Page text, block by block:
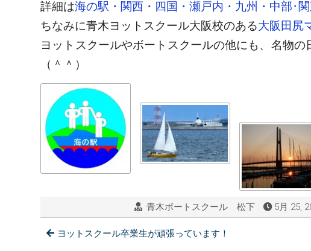
詳細は海の駅・関西・四国・瀬戸内・九州・中部･
ちなみに青木ヨットスクール大阪校のある大阪田尻
ヨットスクールやボートスクールの他にも、名物
（＾＾）
青木ボートスクール 松下 5月 25,
ヨットスクール卒業生が頑張っています！